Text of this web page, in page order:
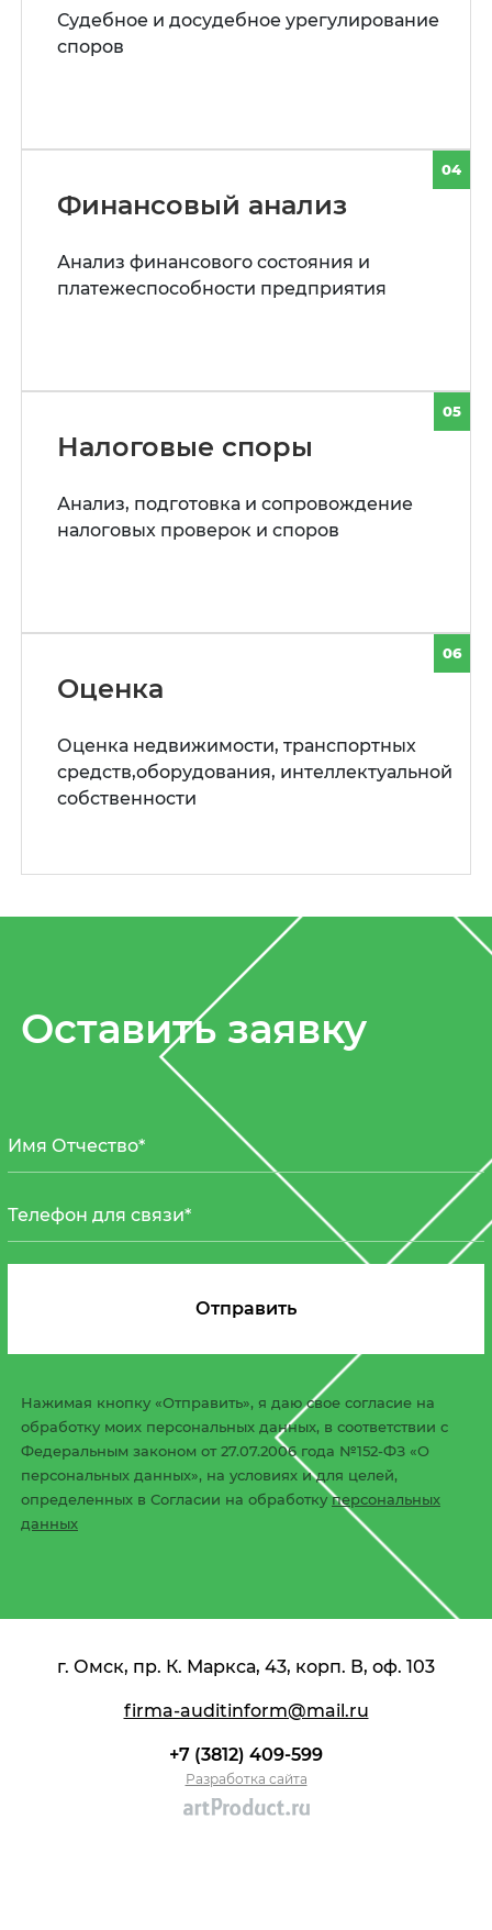
Судебное и досудебное урегулирование
споров
04
Финансовый анализ
Анализ финансового состояния и
платежеспособности предприятия
05
Налоговые споры
Анализ, подготовка и сопровождение
налоговых проверок и споров
06
Оценка
Оценка недвижимости, транспортных
средств,оборудования, интеллектуальной
собственности
Оставить заявку
Нажимая кнопку «Отправить», я даю свое согласие на
обработку моих персональных данных, в соответствии с
Федеральным законом от 27.07.2006 года №152-ФЗ «О
персональных данных», на условиях и для целей,
определенных в Согласии на обработкуперсональных
данных
г. Омск, пр. К. Маркса, 43, корп. В, оф. 103
firma-auditinform@mail.ru
+7 (3812) 409-599
Разработка сайта